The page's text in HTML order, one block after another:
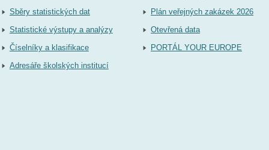
Sběry statistických dat
Statistické výstupy a analýzy
Číselníky a klasifikace
Adresáře školských institucí
Plán veřejných zakázek 2026
Otevřená data
PORTÁL YOUR EUROPE